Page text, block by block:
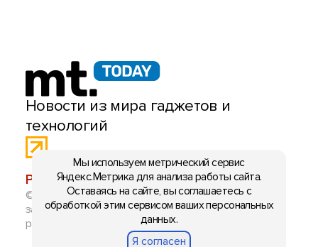
Новости из мира гаджетов и
технологий
РЕКЛАМА:mobiltelefon.ru@gmail.com
© 2006-2026 mt.today \ mobiltelefon.ru. Все права
защищены. Использование материалов с сайта
разрешено при указании ссылки на данный ресурс.
Мы используем метрический сервис
Яндекс.Метрика для анализа работы сайта.
Оставаясь на сайте, вы соглашаетесь с
обработкой этим сервисом ваших персональных
данных.
Я согласен